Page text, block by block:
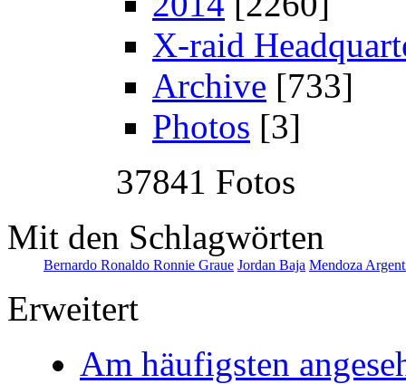
X-raid
Archive [733]
Photos [3]
37841 Fotos
Mit den Schlagwörten
Bernardo Ronaldo Ronnie Graue Jordan Baja Mendoza
Erweitert
Am häufigsten